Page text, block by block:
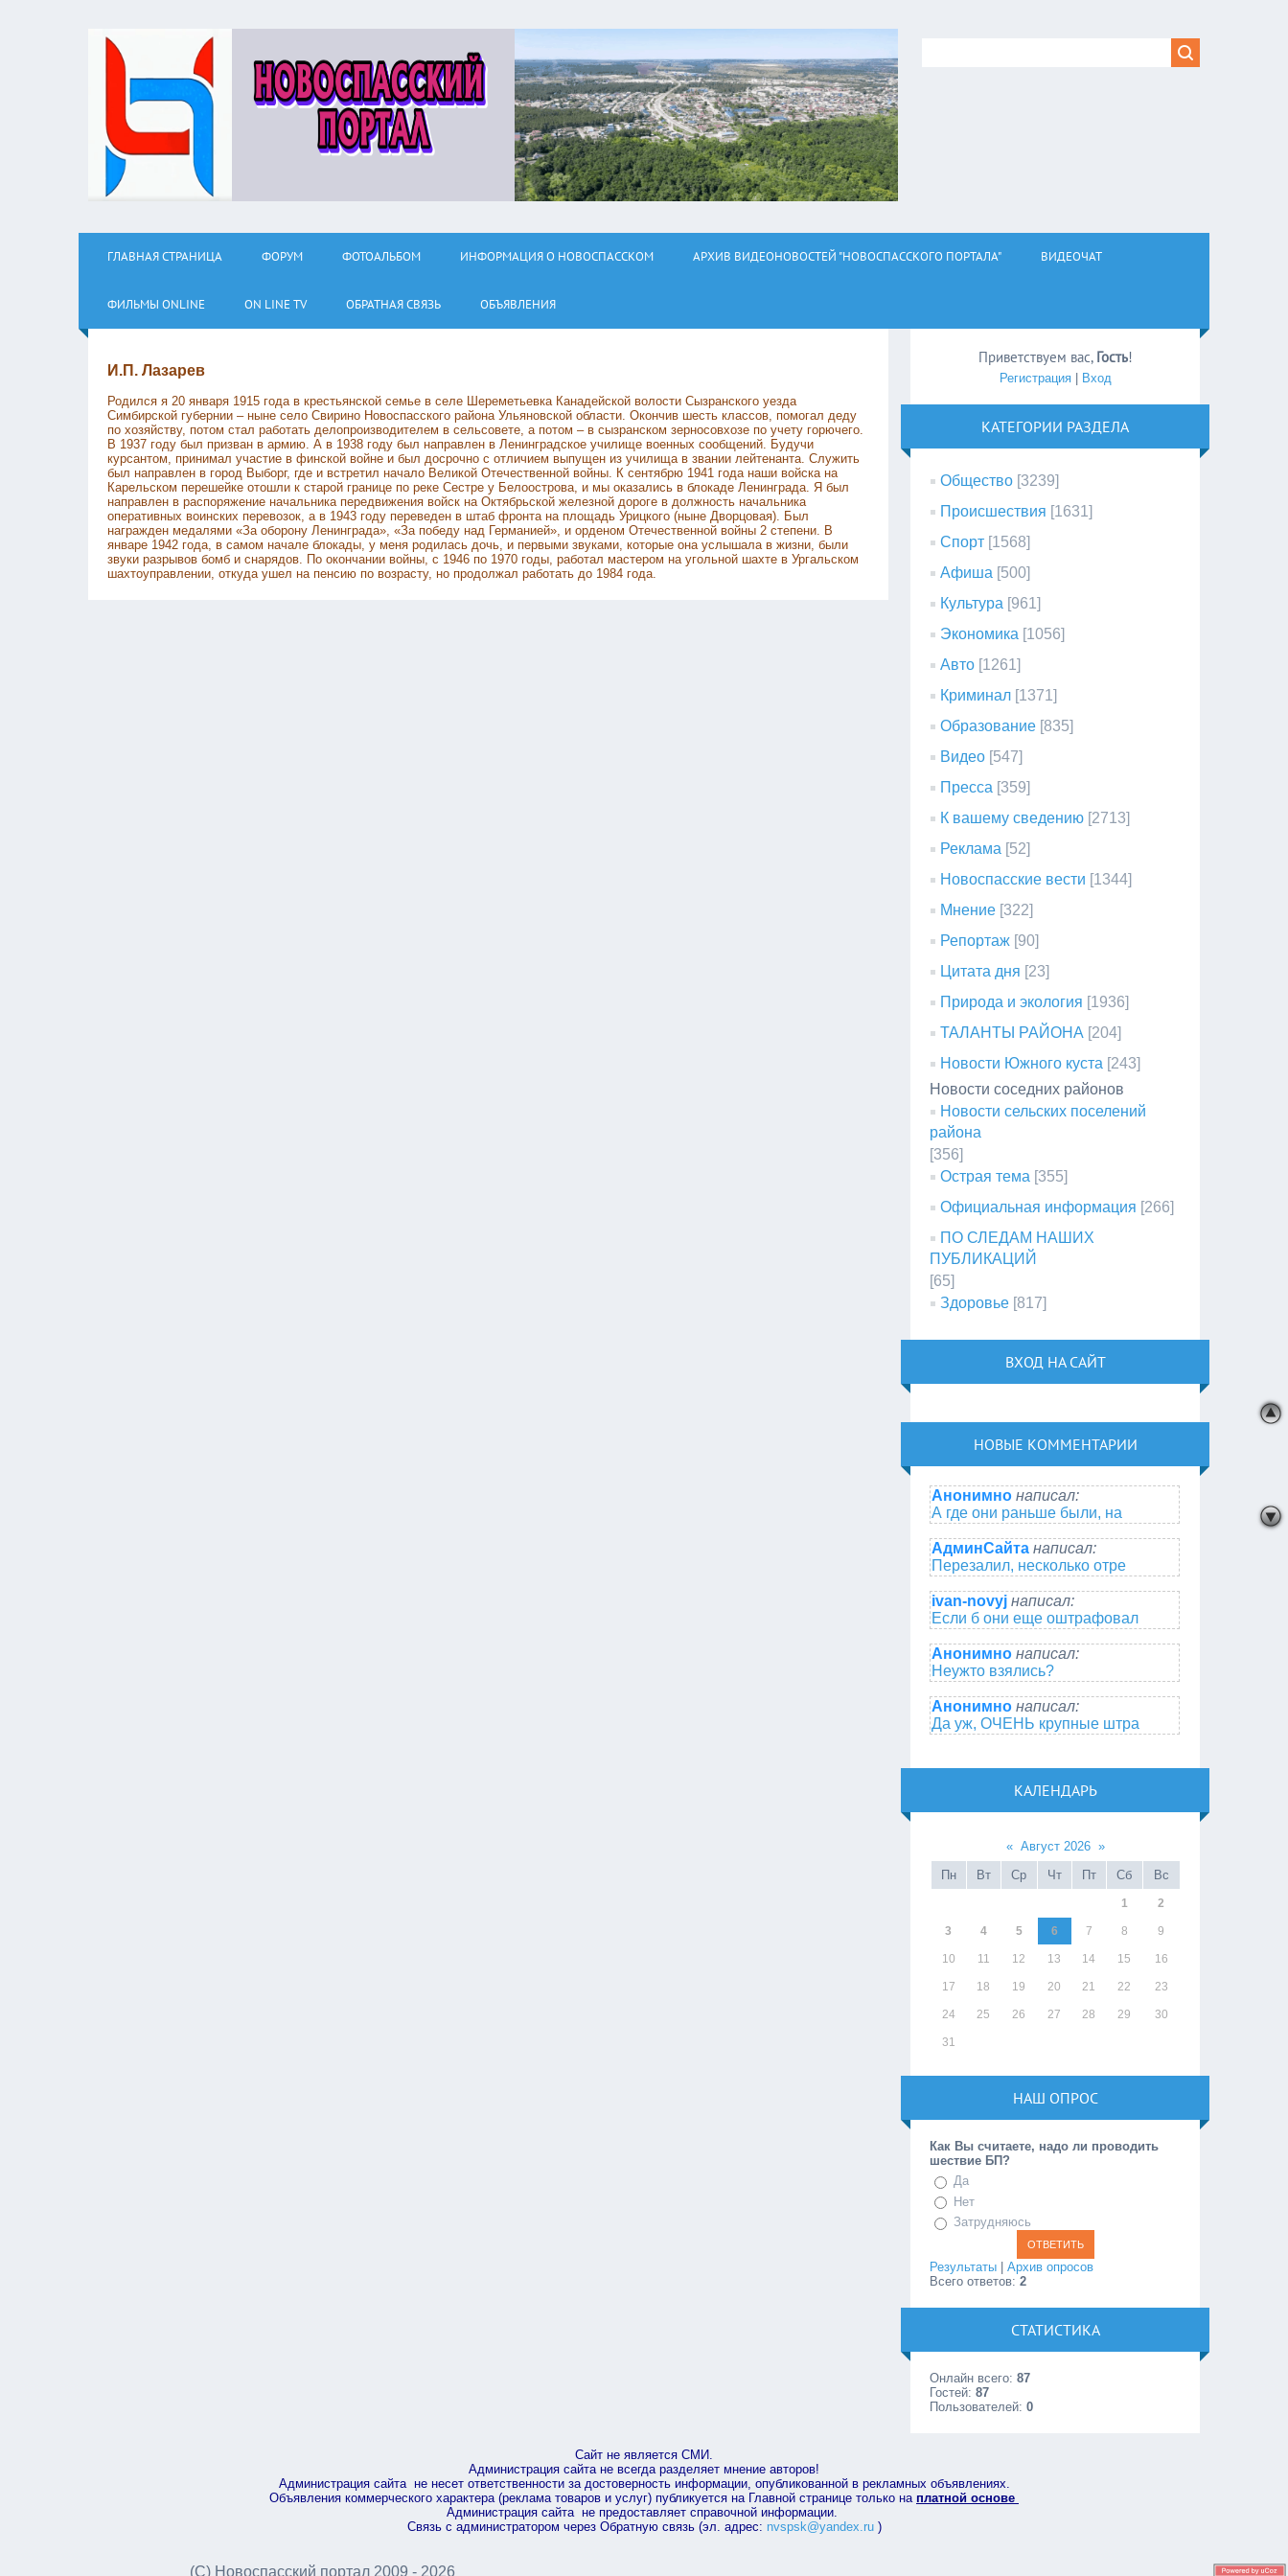
ГЛАВНАЯ СТРАНИЦА ФОРУМ ФОТОАЛЬБОМ ИНФОРМАЦИЯ О НОВОСПАССКОМ АРХИВ ВИДЕОНОВОСТЕЙ "НОВОСПАССКОГО ПОРТАЛА" ВИДЕОЧАТ
ФИЛЬМЫ ОNLINE ON LINE TV ОБРАТНАЯ СВЯЗЬ ОБЪЯВЛЕНИЯ
И.П. Лазарев
Родился я 20 января 1915 года в крестьянской семье в селе Шереметьевка Канадейской волости Сызранского уезда
Симбирской губернии – ныне село Свирино Новоспасского района Ульяновской области. Окончив шесть классов, помогал деду
по хозяйству, потом стал работать делопроизводителем в сельсовете, а потом – в сызранском зерносовхозе по учету горючего.
В 1937 году был призван в армию. А в 1938 году был направлен в Ленинградское училище военных сообщений. Будучи
курсантом, принимал участие в финской войне и был досрочно с отличием выпущен из училища в звании лейтенанта. Служить
был направлен в город Выборг, где и встретил начало Великой Отечественной войны. К сентябрю 1941 года наши войска на
Карельском перешейке отошли к старой границе по реке Сестре у Белоострова, и мы оказались в блокаде Ленинграда. Я был
направлен в распоряжение начальника передвижения войск на Октябрьской железной дороге в должность начальника
оперативных воинских перевозок, а в 1943 году переведен в штаб фронта на площадь Урицкого (ныне Дворцовая). Был
награжден медалями «За оборону Ленинграда», «За победу над Германией», и орденом Отечественной войны 2 степени. В
январе 1942 года, в самом начале блокады, у меня родилась дочь, и первыми звуками, которые она услышала в жизни, были
звуки разрывов бомб и снарядов. По окончании войны, с 1946 по 1970 годы, работал мастером на угольной шахте в Ургальском
шахтоуправлении, откуда ушел на пенсию по возрасту, но продолжал работать до 1984 года.
Приветствуем вас, Гость!
Регистрация| Вход
КАТЕГОРИИ РАЗДЕЛА
Общество [3239]
Происшествия [1631]
Спорт [1568]
Афиша [500]
Культура [961]
Экономика [1056]
Авто [1261]
Криминал [1371]
Образование [835]
Видео [547]
Пресса [359]
К вашему сведению [2713]
Реклама [52]
Новоспасские вести [1344]
Мнение [322]
Репортаж [90]
Цитата дня [23]
Природа и экология [1936]
ТАЛАНТЫ РАЙОНА [204]
Новости Южного куста [243]
Новости соседних районов
Новости сельских поселений
района
[356]
Острая тема [355]
Официальная информация [266]
ПО СЛЕДАМ НАШИХ
ПУБЛИКАЦИЙ
[65]
Здоровье [817]
ВХОД НА САЙТ
НОВЫЕ КОММЕНТАРИИ
Анонимно написал:
А где они раньше были, на
АдминСайта написал:
Перезалил, несколько отре
ivan-novyj написал:
Если б они еще оштрафовал
Анонимно написал:
Неужто взялись?
Анонимно написал:
Да уж, ОЧЕНЬ крупные штра
КАЛЕНДАРЬ
« Август 2026 »
Пн
Вт Ср Чт Пт Сб Вс
1 2
3 4 5 6 7 8 9
10 11 12 13 14 15 16
17 18 19 20 21 22 23
24 25 26 27 28 29 30
31
НАШ ОПРОС
Как Вы считаете, надо ли проводить
шествие БП?
Да
Нет
Затрудняюсь
Результаты |Архив опросов
Всего ответов:2
СТАТИСТИКА
Онлайн всего:87
Гостей:87
Пользователей:0
Сайт не является СМИ.
Администрация сайта не всегда разделяет мнение авторов!
Администрация сайта не несет ответственности за достоверность информации, опубликованной в рекламных объявлениях.
Объявления коммерческого характера (реклама товаров и услуг) публикуется на Главной странице только на платной основе
Администрация сайта не предоставляет справочной информации.
Связь с администратором через Обратную связь (эл. адрес: nvspsk@yandex.ru)
(С) Новоспасский портал 2009 - 2026